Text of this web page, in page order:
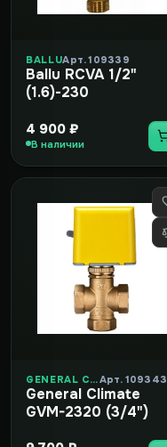
BALLUАрт. 109339
Ballu RCVA 1/2"
(1.6)-230
4 900 ₽
В наличии
GENERAL CLIMATEАрт. 109343
General Climate
GVM-2320 (3/4")